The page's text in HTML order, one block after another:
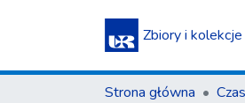
Zbiory i kolekcje
Strona główna